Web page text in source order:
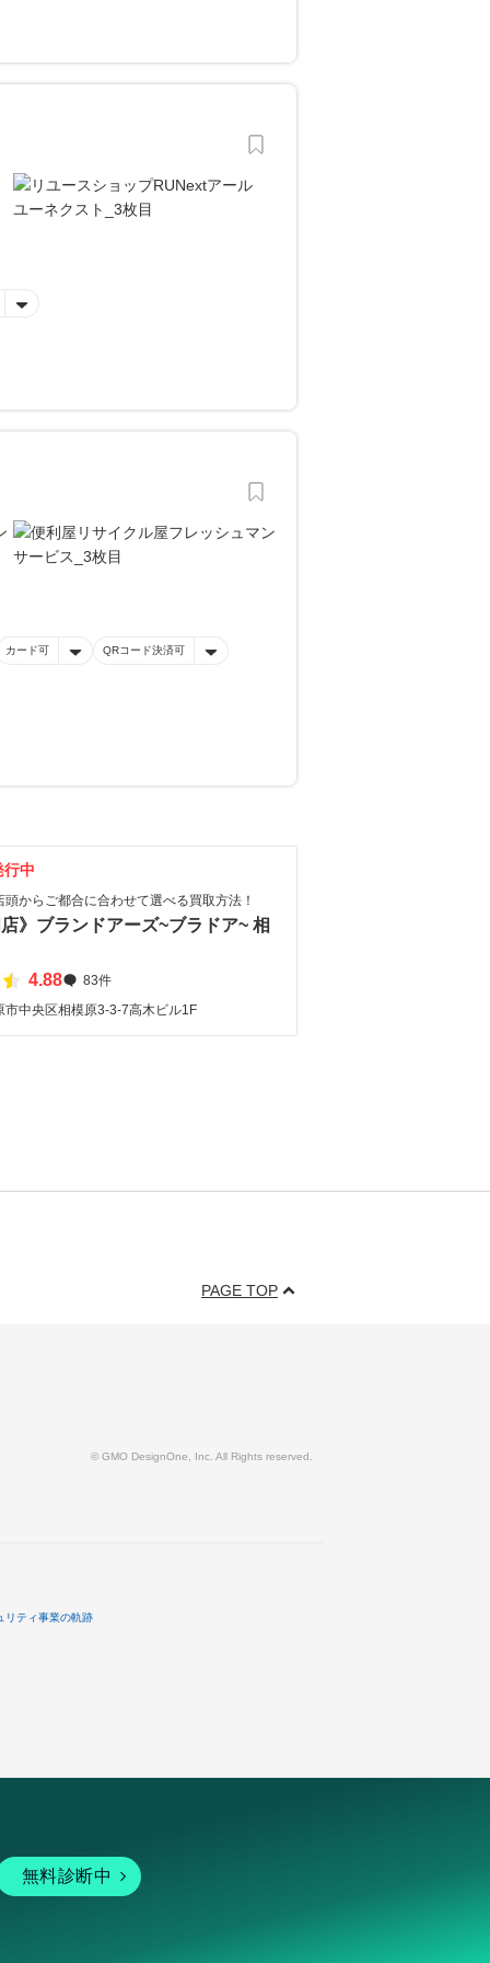
カード可 QRコード決済可
行中
からご都合に合わせて選べる買取方法！
》ブランドアーズ~ブラドア~ 相
4.88
83件
市中央区相模原3-3-7高木ビル1F
PAGE TOP
© GMO DesignOne, Inc. All Rights reserved.
リティ事業の軌跡
無料診断中